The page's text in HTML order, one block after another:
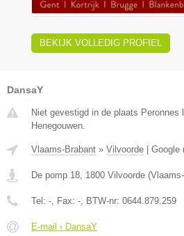
BEKIJK VOLLEDIG PROFIEL
DansaY
Niet gevestigd in de plaats Peronnes
Henegouwen.
Vlaams-Brabant » Vilvoorde | Google
De pomp 18 1800 Vilvoorde (
Tel: - , Fax: - , BTW-nr: 0644.879.259
E-mail › DansaY